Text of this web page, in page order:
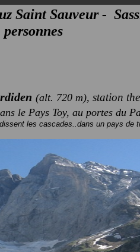
Saint Sauveur -
(alt. 720 m), station
le Pays Toy, au portes du
les cascades..dans un pays de